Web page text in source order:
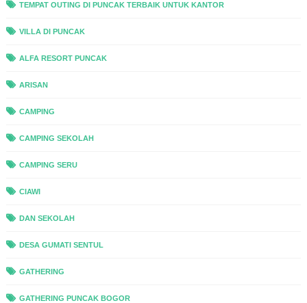
TEMPAT OUTING DI PUNCAK TERBAIK UNTUK KANTOR
VILLA DI PUNCAK
ALFA RESORT PUNCAK
ARISAN
CAMPING
CAMPING SEKOLAH
CAMPING SERU
CIAWI
DAN SEKOLAH
DESA GUMATI SENTUL
GATHERING
GATHERING PUNCAK BOGOR